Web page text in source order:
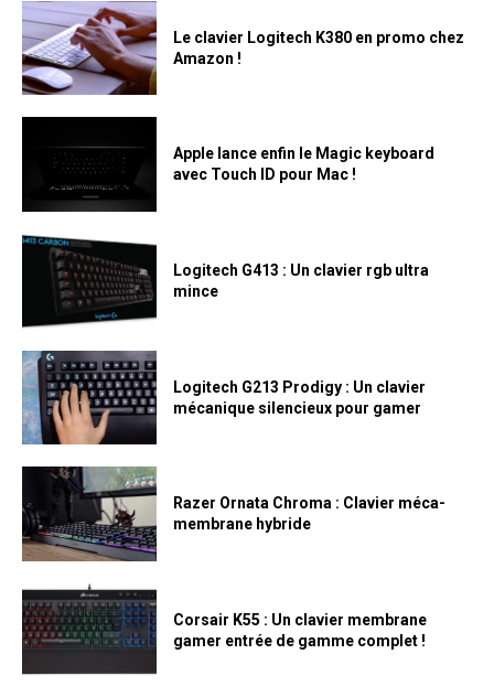
Le clavier Logitech K380 en promo chez
Amazon !
Apple lance enfin le Magic keyboard
avec Touch ID pour Mac !
Logitech G413 : Un clavier rgb ultra
mince
Logitech G213 Prodigy : Un clavier
mécanique silencieux pour gamer
Razer Ornata Chroma : Clavier méca-
membrane hybride
Corsair K55 : Un clavier membrane
gamer entrée de gamme complet !